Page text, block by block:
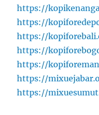
https://
https://
https://
https://
https://
https://
https://